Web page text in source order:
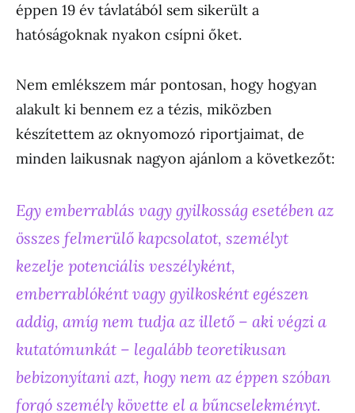
éppen 19 év távlatából sem sikerült a
hatóságoknak nyakon csípni őket.
Nem emlékszem már pontosan, hogy hogyan
alakult ki bennem ez a tézis, miközben
készítettem az oknyomozó riportjaimat, de
minden laikusnak nagyon ajánlom a következőt:
Egy emberrablás vagy gyilkosság esetében az
összes felmerülő kapcsolatot, személyt
kezelje potenciális veszélyként,
emberrablóként vagy gyilkosként egészen
addig, amíg nem tudja az illető – aki végzi a
kutatómunkát – legalább teoretikusan
bebizonyítani azt, hogy nem az éppen szóban
forgó személy követte el a bűncselekményt.